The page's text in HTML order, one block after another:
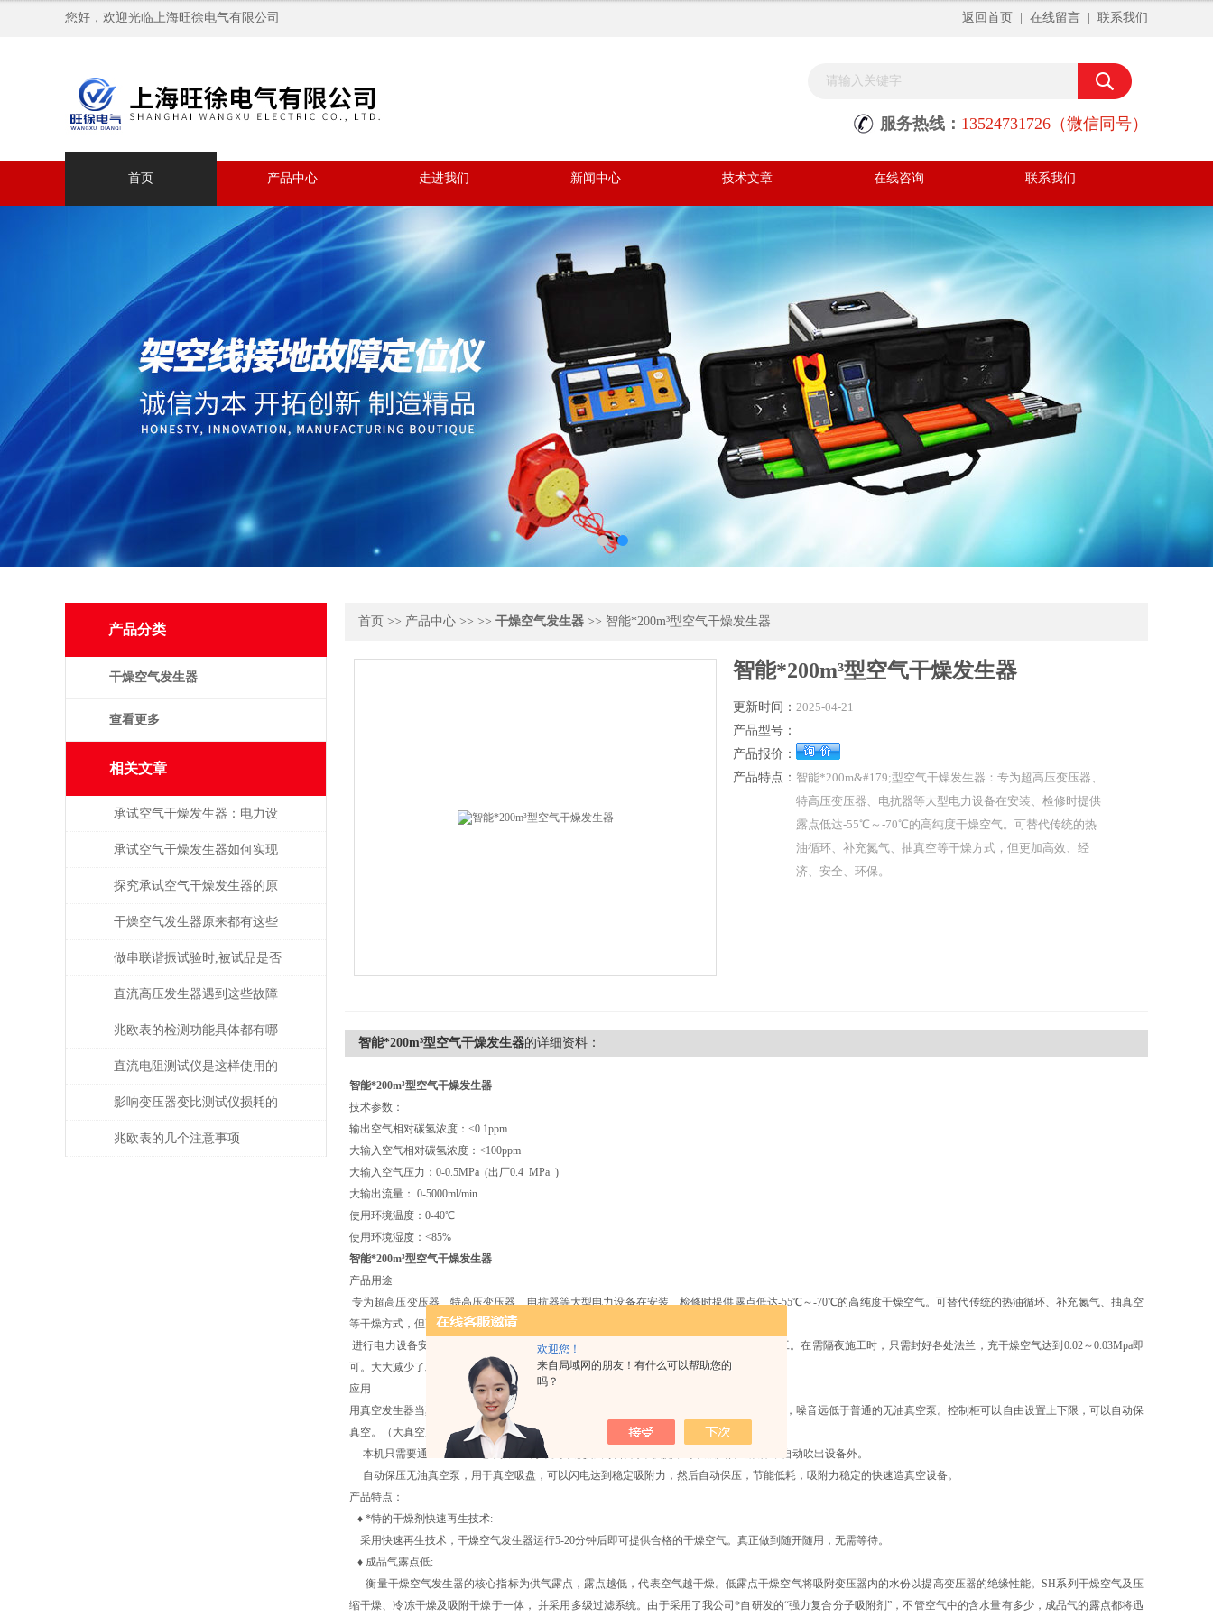
欢迎您！
来自局域网的朋友！有什么可以帮助您的
吗？
您好，欢迎光临上海旺徐电气有限公司 返回首页 在线留言 联系我们
服务热线： 13524731726（微信同号）
首页 产品中心 走进我们 新闻中心 技术文章 在线咨询 联系我们
产品分类
干燥空气发生器
查看更多
相关文章
承试空气干燥发生器：电力设
备绝缘维护的守护者
承试空气干燥发生器如何实现
自动化控制？
探究承试空气干燥发生器的原
理与应用
干燥空气发生器原来都有这些
性能和特点
做串联谐振试验时,被试品是否
被击穿该如何判断？
直流高压发生器遇到这些故障
该如何处理？
兆欧表的检测功能具体都有哪
些？
直流电阻测试仪是这样使用的
吗？
影响变压器变比测试仪损耗的
主要因素是什么？
兆欧表的几个注意事项
首页 >> 产品中心 >> >> 干燥空气发生器 >> 智能*200m³型空气干燥发生器
智能*200m³型空气干燥发生器
更新时间： 2025-04-21
产品型号：
产品报价：
产品特点： 智能*200m&#179;型空气干燥发生器：专为超高压变压器、
特高压变压器、电抗器等大型电力设备在安装、检修时提供
露点低达-55℃～-70℃的高纯度干燥空气。可替代传统的热
油循环、补充氮气、抽真空等干燥方式，但更加高效、经
济、安全、环保。
智能*200m³型空气干燥发生器的详细资料：
智能*200m³型空气干燥发生器
技术参数：
输出空气相对碳氢浓度：<0.1ppm
大输入空气相对碳氢浓度：<100ppm
大输入空气压力：0-0.5MPa (出厂0.4 MPa )
大输出流量： 0-5000ml/min
使用环境温度：0-40℃
使用环境湿度：<85%
智能*200m³型空气干燥发生器
产品用途
专为超高压变压器、特高压变压器、电抗器等大型电力设备在安装、检修时提供露点低达-55℃～-70℃的高纯度干燥空气。可替代传统的热油循环、补充氮气、抽真空
等干燥方式，但更加高效、经济、安全、环保。
进行电力设备安装、检修时，不受外界气候条件变化的影响—即使阴雨季节，也可正常施工。在需隔夜施工时，只需封好各处法兰，充干燥空气达到0.02～0.03Mpa即
可。大大减少了工作量，达到缩短工期、提高安装检修质量的效果。
应用
用真空发生器当真空产生源，配置5L的真空缓冲罐，真正做到无油，无噪音，轻便和无气味，噪音远低于普通的无油真空泵。控制柜可以自由设置上下限，可以自动保
真空。（大真空度可以达到-85KPA,流量是每分钟75L）
本机只需要通上AC220V电，插上气泵就可以使用，操作简单快捷，可以吸入普通液体，自动吹出设备外。
自动保压无油真空泵，用于真空吸盘，可以闪电达到稳定吸附力，然后自动保压，节能低耗，吸附力稳定的快速造真空设备。
产品特点：
♦ *特的干燥剂快速再生技术:
采用快速再生技术，干燥空气发生器运行5-20分钟后即可提供合格的干燥空气。真正做到随开随用，无需等待。
♦ 成品气露点低:
衡量干燥空气发生器的核心指标为供气露点，露点越低，代表空气越干燥。低露点干燥空气将吸附变压器内的水份以提高变压器的绝缘性能。SH系列干燥空气及压
缩干燥、冷冻干燥及吸附干燥于一体， 并采用多级过滤系统。由于采用了我公司*自研发的“强力复合分子吸附剂”，不管空气中的含水量有多少，成品气的露点都将迅